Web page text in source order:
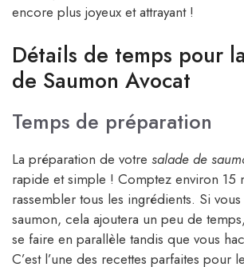
encore plus joyeux et attrayant !
Détails de temps pour
de Saumon Avocat
Temps de préparation
La préparation de votre salade de
rapide et simple ! Comptez environ 15
rassembler tous les ingrédients. Si
saumon, cela ajoutera un peu de
se faire en parallèle tandis que vous
C’est l’une des recettes parfaites pour